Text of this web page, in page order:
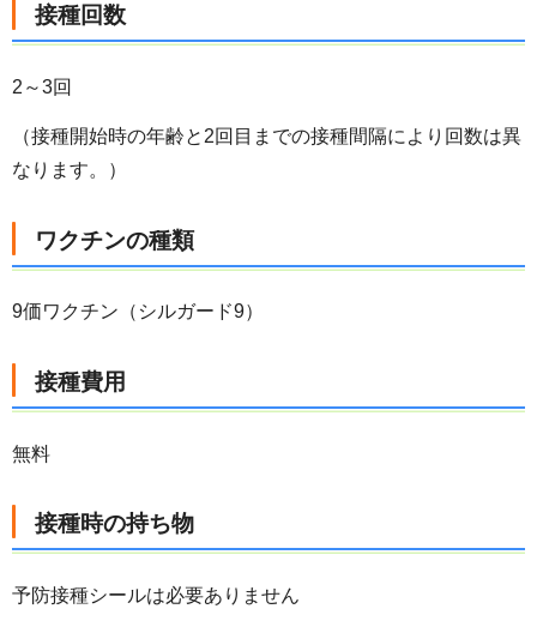
接種回数
2～3回
（接種開始時の年齢と2回目までの接種間隔により回数は異
なります。）
ワクチンの種類
9価ワクチン（シルガード9）
接種費用
無料
接種時の持ち物
予防接種シールは必要ありません